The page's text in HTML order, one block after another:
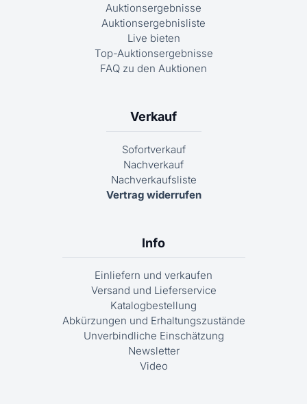
Auktionsergebnisse
Auktionsergebnisliste
Live bieten
Top-Auktionsergebnisse
FAQ zu den Auktionen
Verkauf
Sofortverkauf
Nachverkauf
Nachverkaufsliste
Vertrag widerrufen
Info
Einliefern und verkaufen
Versand und Lieferservice
Katalogbestellung
Abkürzungen und Erhaltungszustände
Unverbindliche Einschätzung
Newsletter
Video